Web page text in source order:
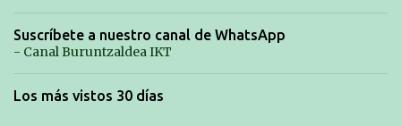
Suscríbete a nuestro canal de WhatsApp
- Canal Buruntzaldea IKT
Los más vistos 30 días